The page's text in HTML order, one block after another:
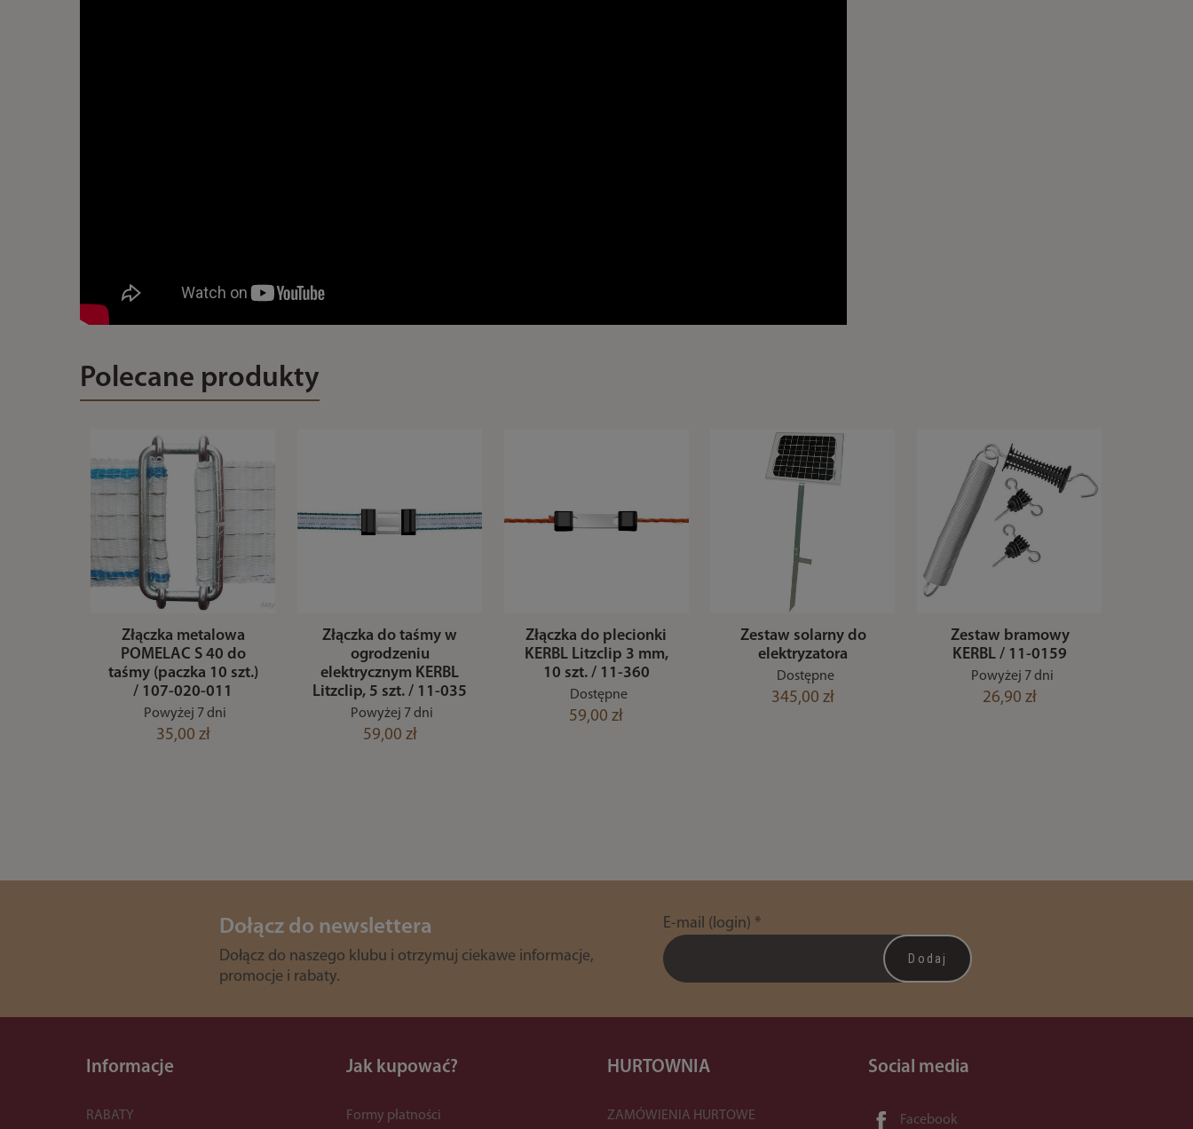
Polecane produkty
Złączka metalowa
POMELAC S 40 do
taśmy (paczka 10 szt.)
/ 107-020-011
Powyżej 7 dni
35,00 zł
Złączka do taśmy w
ogrodzeniu
elektrycznym KERBL
Litzclip, 5 szt. / 11-035
Powyżej 7 dni
59,00 zł
Złączka do plecionki
KERBL Litzclip 3 mm,
10 szt. / 11-360
Dostępne
59,00 zł
Zestaw solarny do
elektryzatora
Dostępne
345,00 zł
Zestaw bramowy
KERBL / 11-0159
Powyżej 7 dni
26,90 zł
Dołącz do newslettera
Dołącz do naszego klubu i otrzymuj ciekawe informacje,
promocje i rabaty.
E-mail (login) *
Informacje
RABATY
Jak kupować?
Formy płatności
HURTOWNIA
ZAMÓWIENIA HURTOWE
Social media
Facebook